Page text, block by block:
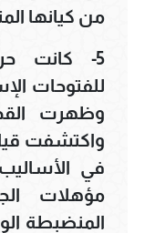
من كيانها
5- كانت
للفتوحات
وظهرت
واكتشفت
في
مؤهلات
المنضبطة